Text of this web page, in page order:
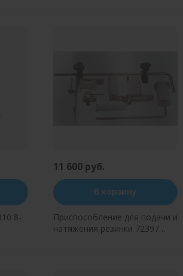
8-
11 600 руб.
В корзину
Приспособление для подачи и
натяжения резинки 72397